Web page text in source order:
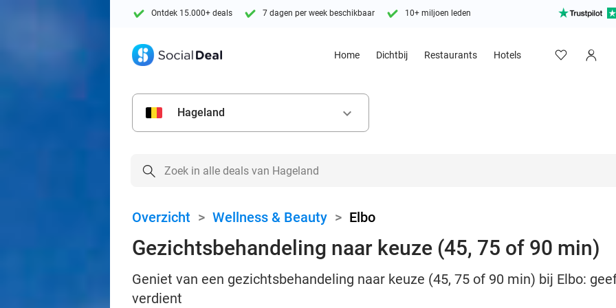
Ontdek 15.000+ deals 7 dagen per week beschikbaar 10+ miljoen leden
Home Dichtbij Restaurants Hotels
Hageland keyboard_arrow_down
Overzicht > Wellness & Beauty > Elbo
Gezichtsbehandeling naar keuze (45, 75 of 90 min)
Geniet van een gezichtsbehandeling naar keuze (45, 75 of 90 min) bij Elbo:
verdient